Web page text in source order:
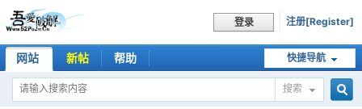
登录 注册[Register]
快捷导航
网站 新帖 帮助
搜索